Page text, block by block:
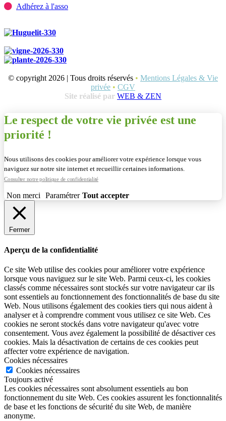
Adhérez à l'asso
© copyright 2026 | Tous droits réservés • Mentions Légales & Vie
privée • CGV
Site réalisé par WEB & ZEN
Le respect de votre vie privée est une
priorité !
Nous utilisons des cookies pour améliorer votre expérience lorsque vous
naviguez sur notre site internet et recueillir certaines informations.
Consulter notre politique de confidentialité
Non merci Paramétrer Tout accepter
Fermer
Aperçu de la confidentialité
Ce site Web utilise des cookies pour améliorer votre expérience
lorsque vous naviguez sur le site Web. Parmi ceux-ci, les cookies
classés comme nécessaires sont stockés sur votre navigateur car ils
sont essentiels au fonctionnement des fonctionnalités de base du site
Web. Nous utilisons également des cookies tiers qui nous aident à
analyser et à comprendre comment vous utilisez ce site Web. Ces
cookies ne seront stockés dans votre navigateur qu'avec votre
consentement. Vous avez également la possibilité de désactiver ces
cookies. Mais la désactivation de certains de ces cookies peut
affecter votre expérience de navigation.
Cookies nécessaires
Cookies nécessaires
Toujours activé
Les cookies nécessaires sont absolument essentiels au bon
fonctionnement du site Web. Ces cookies assurent les fonctionnalités
de base et les fonctions de sécurité du site Web, de manière
anonyme.